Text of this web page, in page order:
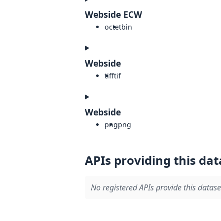
Webside ECW
octetbin
Webside
tifftif
Webside
pngpng
APIs providing this
No registered APIs provide this